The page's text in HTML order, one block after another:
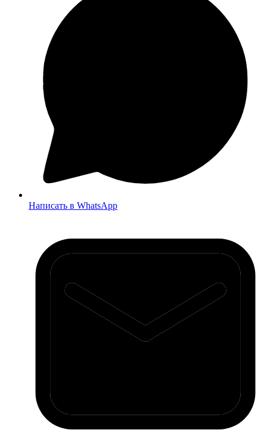
Написать в WhatsApp